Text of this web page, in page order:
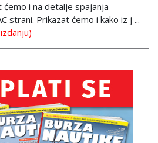
ćemo i na detalje spajanja
strani. Prikazat ćemo i kako iz j ...